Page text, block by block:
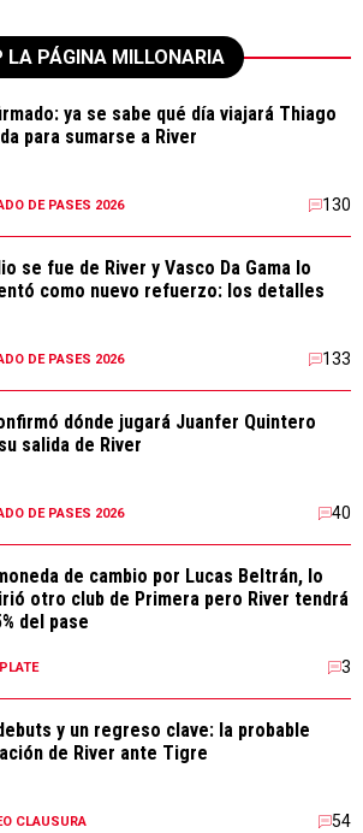
LA PÁGINA MILLONARIA
ya se sabe qué día viajará Thiago
para sumarse a River
DE PASES 2026 130
se fue de River y Vasco Da Gama lo
como nuevo refuerzo: los detalles
DE PASES 2026 133
dónde jugará Juanfer Quintero
salida de River
DE PASES 2026 40
de cambio por Lucas Beltrán, lo
otro club de Primera pero River tendrá
del pase
3
y un regreso clave: la probable
de River ante Tigre
CLAUSURA 54